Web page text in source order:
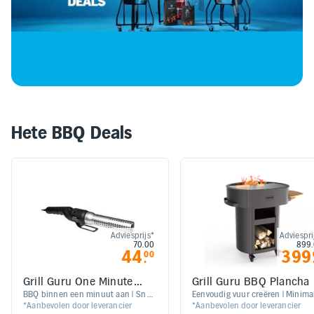
Elektronica
Onderweg en Reizen
bestellingen
Hete BBQ Deals
Adviesprijs*
70.00
44.00
Grill Guru One Minute
lighter
BBQ binnen een minuut aan | Snel
en veilig | Ook geschikt voor de
*Aanbevolen door leverancier
399
Grill Guru BBQ Plancha
Eenvoudig vuur creëren |
rookproductie | Airflow-systeem
*Aanbevolen door leverancier